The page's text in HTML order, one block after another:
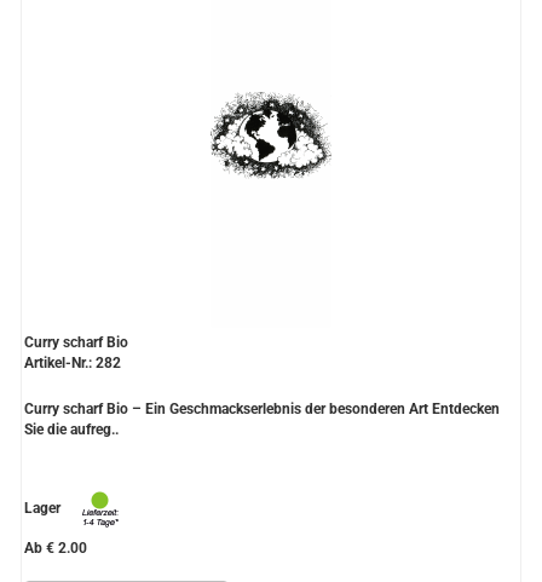
Curry scharf Bio
Artikel-Nr.: 282
Curry scharf Bio – Ein Geschmackserlebnis der besonderen Art Entdecken
Sie die aufreg..
Lager
Ab € 2.00